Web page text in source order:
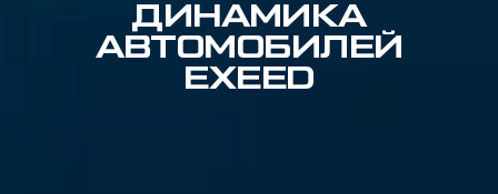
ДИНАМИКА
АВТОМОБИЛЕЙ
EXEED